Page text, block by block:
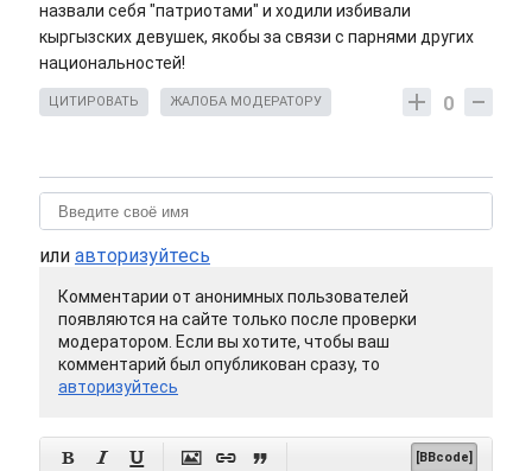
назвали себя "патриотами" и ходили избивали
кыргызских девушек, якобы за связи с парнями других
национальностей!
0
ЦИТИРОВАТЬ ЖАЛОБА МОДЕРАТОРУ
или авторизуйтесь
Комментарии от анонимных пользователей
появляются на сайте только после проверки
модератором. Если вы хотите, чтобы ваш
комментарий был опубликован сразу, то
авторизуйтесь
      [BBcode]